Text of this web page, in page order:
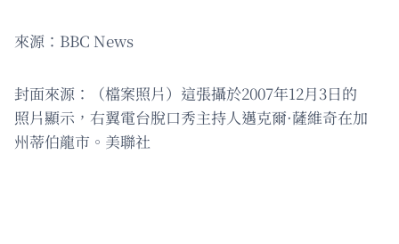
來源：BBC News
封面來源：（檔案照片）這張攝於2007年12月3日的
照片顯示，右翼電台脫口秀主持人邁克爾·薩維奇在加
州蒂伯龍市。美聯社